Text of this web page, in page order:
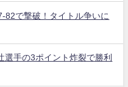
82で撃破！タイトル争いに
手の3ポイント炸裂で勝利